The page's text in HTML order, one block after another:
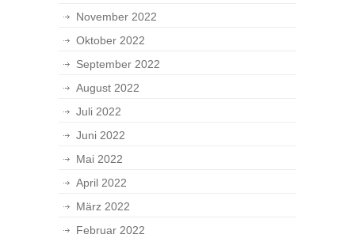
November 2022
Oktober 2022
September 2022
August 2022
Juli 2022
Juni 2022
Mai 2022
April 2022
März 2022
Februar 2022